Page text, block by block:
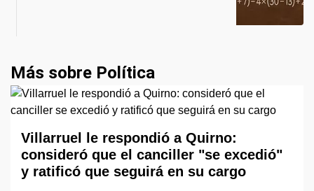
Más sobre Política
Villarruel le respondió a Quirno:
consideró que el canciller "se excedió"
y ratificó que seguirá en su cargo